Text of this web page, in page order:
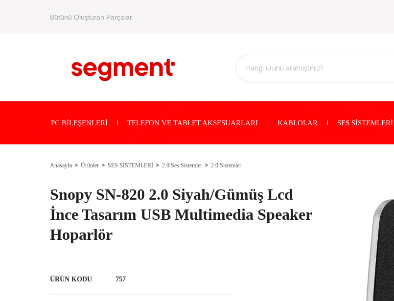
Bütünü Oluşturan Parçalar.
PC BİLEŞENLERİ TELEFON VE TABLET AKSESUARLARI KABLOLAR SES SİSTEMLERİ
Anasayfa Ürünler SES SİSTEMLERİ 2.0 Ses Sistemler 2.0 Sistemler
Snopy SN-820 2.0 Siyah/Gümüş Lcd
İnce Tasarım USB Multimedia Speaker
Hoparlör
ÜRÜN KODU 757